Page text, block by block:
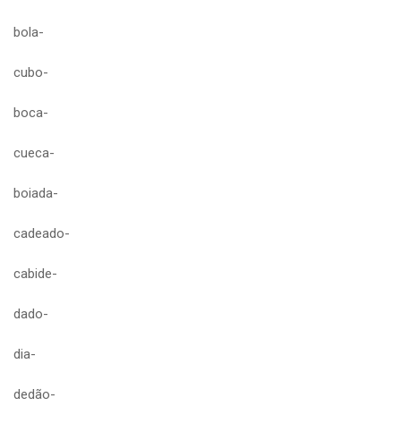
bola-
cubo-
boca-
cueca-
boiada-
cadeado-
cabide-
dado-
dia-
dedão-